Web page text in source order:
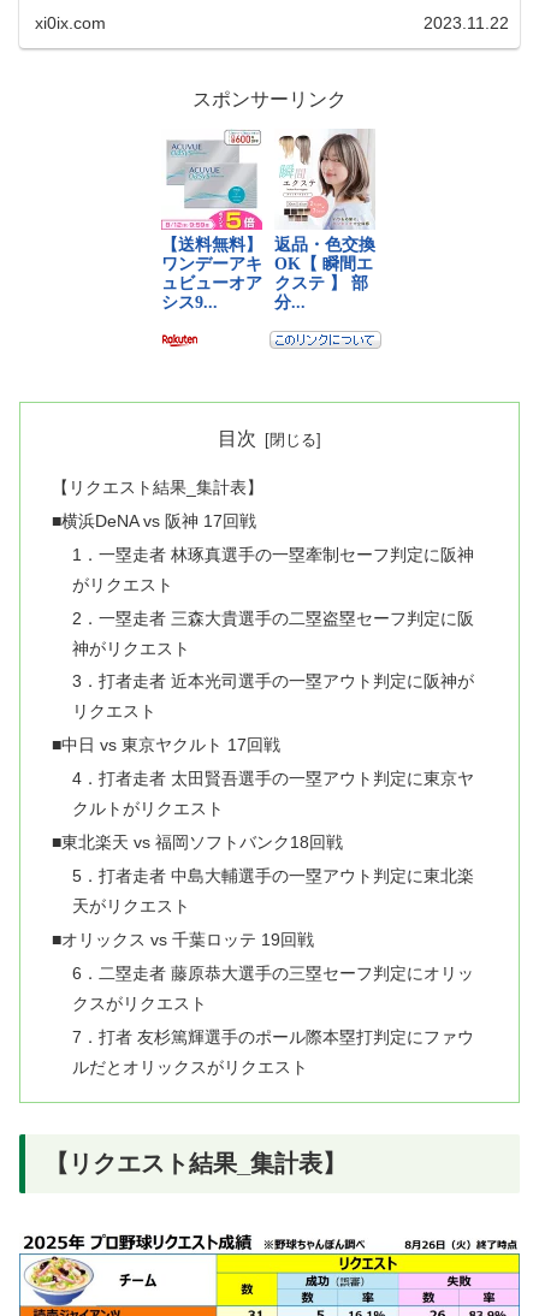
xi0ix.com 2023.11.22
スポンサーリンク
目次
【リクエスト結果_集計表】
■横浜DeNA vs 阪神 17回戦
1．一塁走者 林琢真選手の一塁牽制セーフ判定に阪神
がリクエスト
2．一塁走者 三森大貴選手の二塁盗塁セーフ判定に阪
神がリクエスト
3．打者走者 近本光司選手の一塁アウト判定に阪神が
リクエスト
■中日 vs 東京ヤクルト 17回戦
4．打者走者 太田賢吾選手の一塁アウト判定に東京ヤ
クルトがリクエスト
■東北楽天 vs 福岡ソフトバンク18回戦
5．打者走者 中島大輔選手の一塁アウト判定に東北楽
天がリクエスト
■オリックス vs 千葉ロッテ 19回戦
6．二塁走者 藤原恭大選手の三塁セーフ判定にオリッ
クスがリクエスト
7．打者 友杉篤輝選手のポール際本塁打判定にファウ
ルだとオリックスがリクエスト
【リクエスト結果_集計表】